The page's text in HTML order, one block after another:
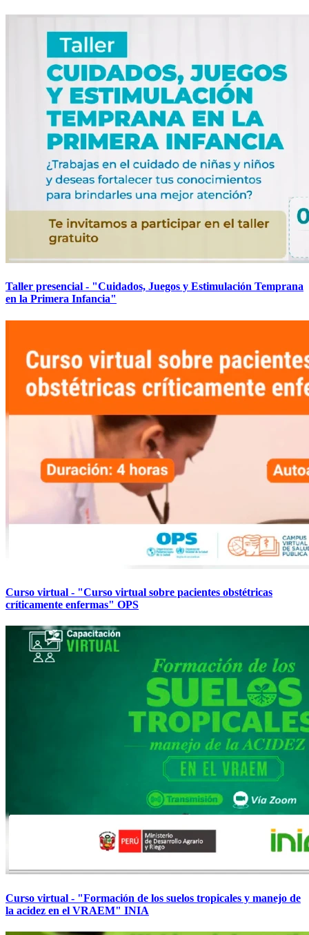
Taller presencial - "Cuidados, Juegos y Estimulación Temprana
en la Primera Infancia"
Curso virtual - "Curso virtual sobre pacientes obstétricas
críticamente enfermas" OPS
Curso virtual - "Formación de los suelos tropicales y manejo de
la acidez en el VRAEM" INIA